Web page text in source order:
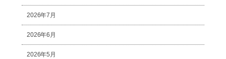
2026年7月
2026年6月
2026年5月